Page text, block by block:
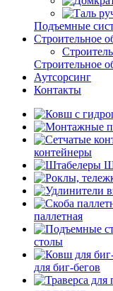
Подъемные
Строительное
Строительное
Аутсорсинг
Контакты
контейнеры
паллетная
столы
для биг-бегов